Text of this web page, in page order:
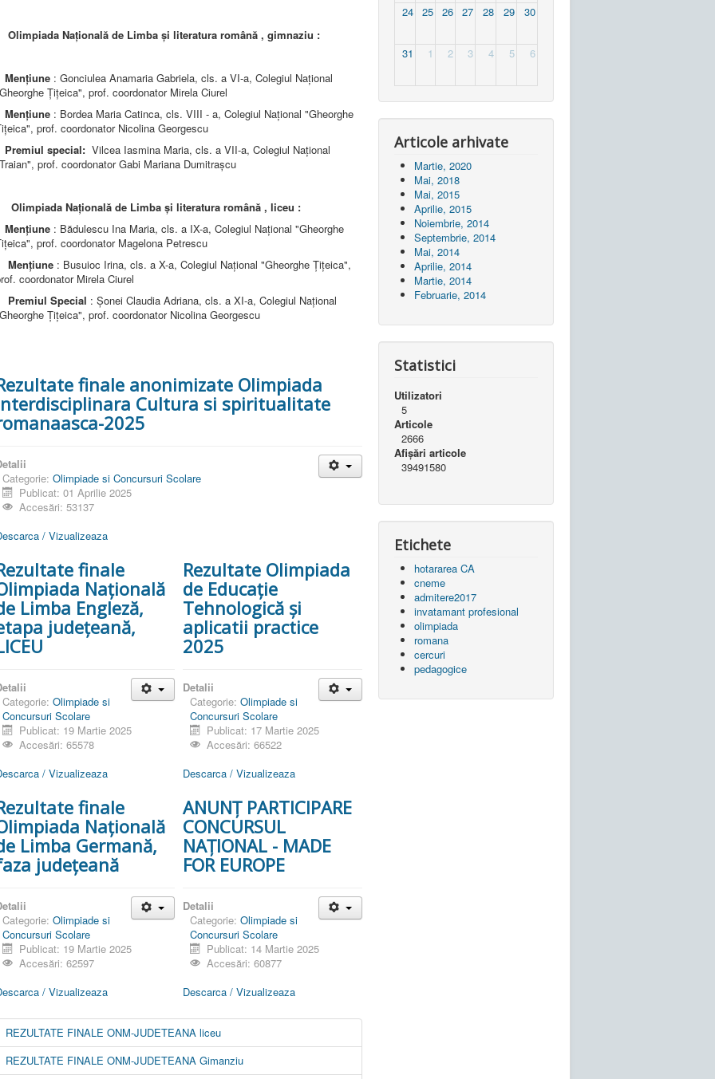
Națională de Limba și literatura română , gimnaziu :
: Gonciulea Anamaria Gabriela, cls. a VI-a, Colegiul Național
Țițeica", prof. coordonator Mirela Ciurel
: Bordea Maria Catinca, cls. VIII - a, Colegiul Național "Gheorghe
prof. coordonator Nicolina Georgescu
Premiul special: Vilcea Iasmina Maria, cls. a VII-a, Colegiul Național
prof. coordonator Gabi Mariana Dumitrașcu
Națională de Limba și literatura română , liceu :
Mențiune : Bădulescu Ina Maria, cls. a IX-a, Colegiul Național "Gheorghe
prof. coordonator Magelona Petrescu
Mențiune : Busuioc Irina, cls. a X-a, Colegiul Național "Gheorghe Țițeica",
coordonator Mirela Ciurel
Special : Șonei Claudia Adriana, cls. a XI-a, Colegiul Național
Țițeica", prof. coordonator Nicolina Georgescu
finale anonimizate Olimpiada
Cultura si spiritualitate
2025
Categorie: Olimpiade si Concursuri Scolare
Publicat: 01 Aprilie 2025
Accesări: 53137
/ Vizualizeaza
finale
Națională
Limba Engleză,
județeană,
Categorie: Olimpiade si
Concursuri Scolare
Publicat: 19 Martie 2025
Accesări: 65578
/ Vizualizeaza
Rezultate Olimpiada
de Educație
Tehnologică și
aplicatii practice
2025
Detalii
Categorie: Olimpiade si
Concursuri Scolare
Publicat: 17 Martie 2025
Accesări: 66522
Descarca / Vizualizeaza
finale
Națională
Limba Germană,
județeană
Categorie: Olimpiade si
Concursuri Scolare
Publicat: 19 Martie 2025
Accesări: 62597
/ Vizualizeaza
ANUNȚ PARTICIPARE
CONCURSUL
NAȚIONAL - MADE
FOR EUROPE
Detalii
Categorie: Olimpiade si
Concursuri Scolare
Publicat: 14 Martie 2025
Accesări: 60877
Descarca / Vizualizeaza
REZULTATE FINALE ONM-JUDETEANA liceu
REZULTATE FINALE ONM-JUDETEANA Gimanziu
24 25 26 27 28 29 30
31 1 2 3 4 5 6
Articole arhivate
Martie, 2020
Mai, 2018
Mai, 2015
Aprilie, 2015
Noiembrie, 2014
Septembrie, 2014
Mai, 2014
Aprilie, 2014
Martie, 2014
Februarie, 2014
Statistici
Utilizatori
5
Articole
2666
Afișări articole
39491580
Etichete
hotararea CA
cneme
admitere2017
invatamant profesional
olimpiada
romana
cercuri
pedagogice